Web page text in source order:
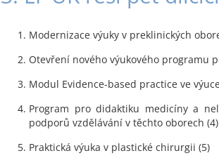
Modernizace výuky v preklinických
Otevření nového výukového programu
Modul Evidence-based practice ve
Program pro didaktiku medicíny a
podporů vzdělávání v těchto oborech (4)
Praktická výuka v plastické chirurgii (5)